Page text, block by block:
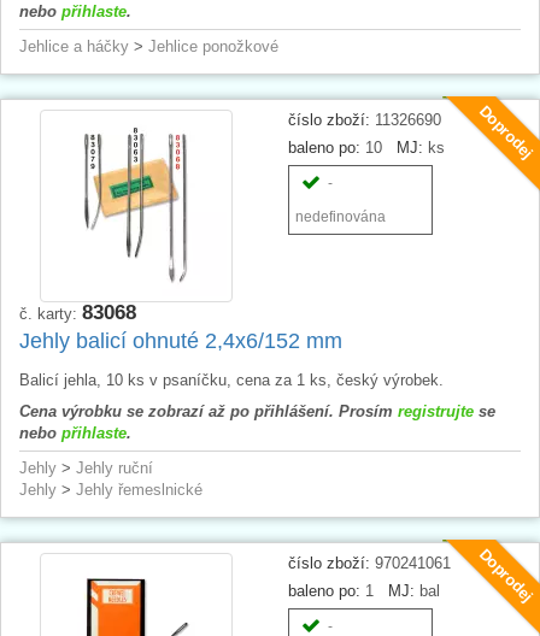
nebo přihlaste.
Jehlice a háčky > Jehlice ponožkové
Doprodej
číslo zboží: 11326690
baleno po: 10 MJ: ks
-
nedefinována
č. karty: 83068
Jehly balicí ohnuté 2,4x6/152 mm
Balicí jehla, 10 ks v psaníčku, cena za 1 ks, český výrobek.
Cena výrobku se zobrazí až po přihlášení. Prosím registrujte se
nebo přihlaste.
Jehly > Jehly ruční
Jehly > Jehly řemeslnické
Doprodej
číslo zboží: 970241061
baleno po: 1 MJ: bal
-